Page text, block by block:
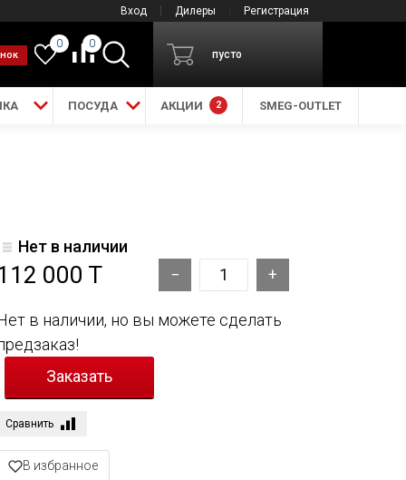
Вход Дилеры Регистрация
0
0
пусто
ПОСУДА АКЦИИ 2 SMEG-OUTLET
Нет в наличии
000 T
в наличии, но вы можете сделать
Сравнить
В избранное